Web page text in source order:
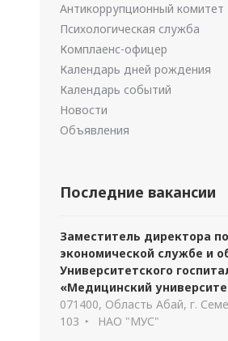
Антикоррупционный
Психологическая служба
Комплаенс-офицер
Календарь дней рождения
Календарь событий
Новости
Объявления
Последние вакансии
Заместитель директора
экономической службе и
Университетского
«Медицинский
071400, Область Абай, г.
103
НАО "МУС"